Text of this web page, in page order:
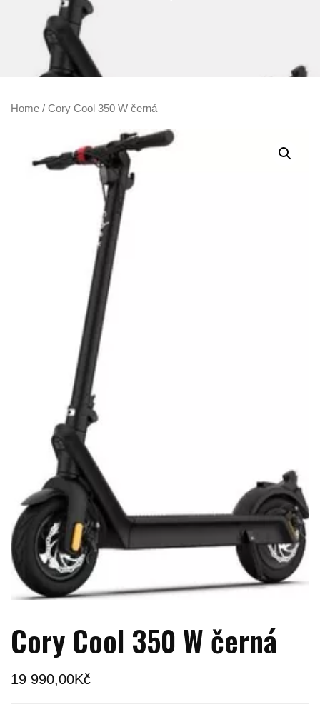
Home / Cory Cool 350 W černá
Cory Cool 350 W černá
19 990,00Kč